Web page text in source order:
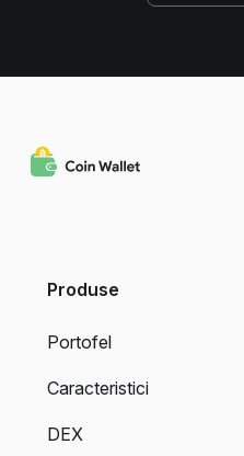
Produse
Portofel
Caracteristici
DEX